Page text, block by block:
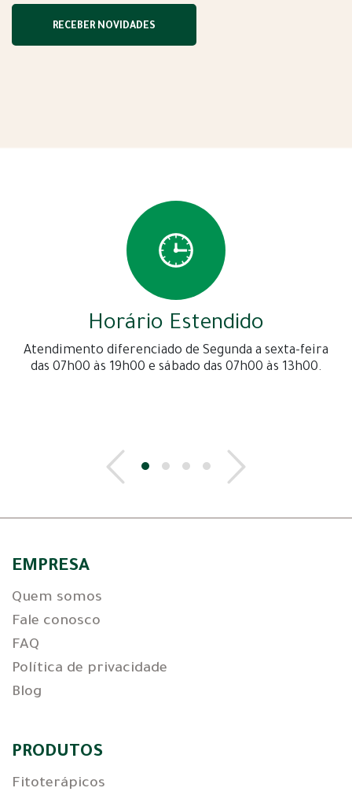
Horário Estendido
Atendimento diferenciado de Segunda a sexta-feira
das 07h00 às 19h00 e sábado das 07h00 às 13h00.
EMPRESA
Quem somos
Fale conosco
FAQ
Política de privacidade
Blog
PRODUTOS
Fitoterápicos